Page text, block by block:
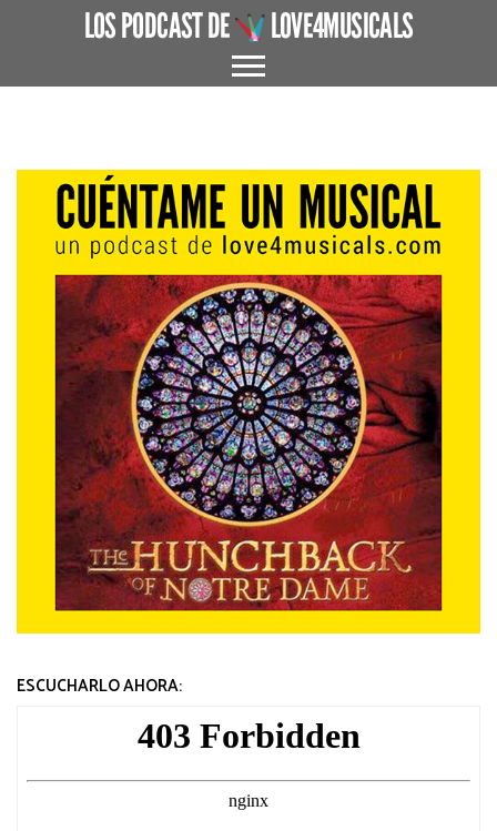
LOS PODCAST DE LOVE4MUSICALS
CUÉNTAME UN MUSICAL
EL MUSICAL EN ESPAÑA
ENTREVISTAS
GRANDES AUTORES
PROTAGONISTAS
+ CINE X FAVOR
VARIOS
ESCUCHARLO AHORA: